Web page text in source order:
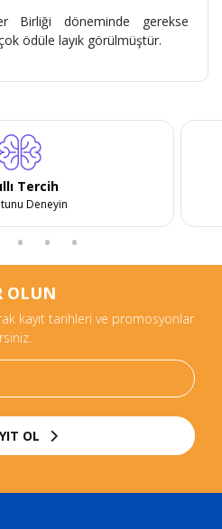
Birliği döneminde gerekse
ödüle layık görülmüştür.
Tercih
Deneyin
OLUN
kayıt tarihleri ve promosyonlar
OL